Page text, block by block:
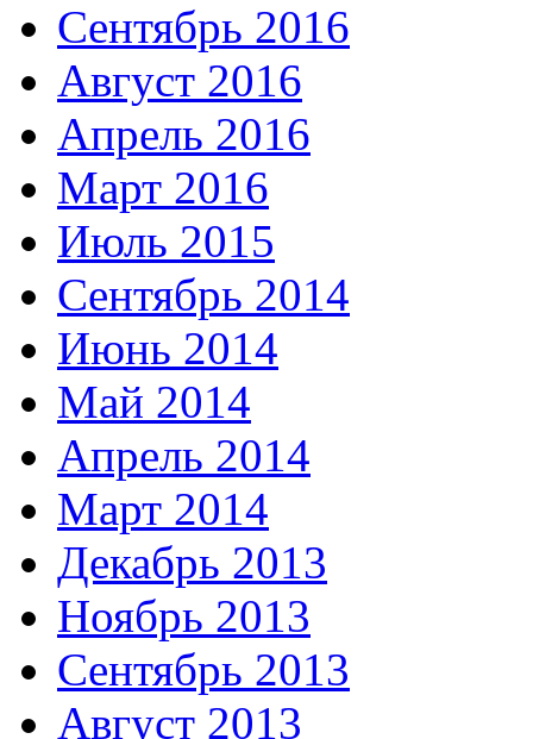
Сентябрь 2016
Август 2016
Апрель 2016
Март 2016
Июль 2015
Сентябрь 2014
Июнь 2014
Май 2014
Апрель 2014
Март 2014
Декабрь 2013
Ноябрь 2013
Сентябрь 2013
Август 2013